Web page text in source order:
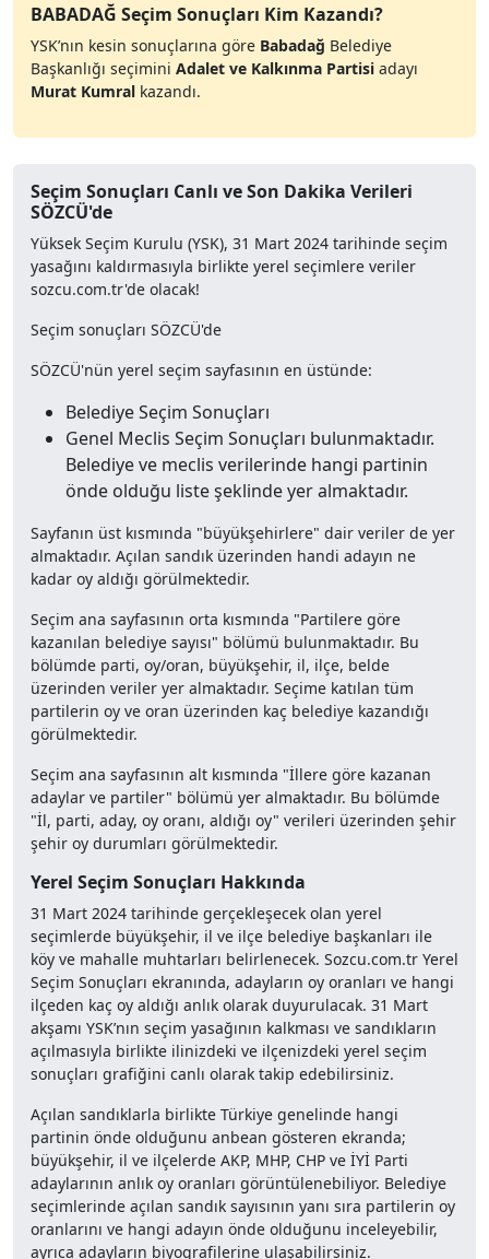
BABADAĞ Seçim Sonuçları Kim Kazandı?
YSK’nın kesin sonuçlarına göre Babadağ Belediye
Başkanlığı seçimini Adalet ve Kalkınma Partisi adayı
Murat Kumral kazandı.
Seçim Sonuçları Canlı ve Son Dakika Verileri
SÖZCÜ'de
Yüksek Seçim Kurulu (YSK), 31 Mart 2024 tarihinde seçim
yasağını kaldırmasıyla birlikte yerel seçimlere veriler
sozcu.com.tr'de olacak!
Seçim sonuçları SÖZCÜ'de
SÖZCÜ'nün yerel seçim sayfasının en üstünde:
Belediye Seçim Sonuçları
Genel Meclis Seçim Sonuçları bulunmaktadır.
Belediye ve meclis verilerinde hangi partinin
önde olduğu liste şeklinde yer almaktadır.
Sayfanın üst kısmında "büyükşehirlere" dair veriler de yer
almaktadır. Açılan sandık üzerinden handi adayın ne
kadar oy aldığı görülmektedir.
Seçim ana sayfasının orta kısmında "Partilere göre
kazanılan belediye sayısı" bölümü bulunmaktadır. Bu
bölümde parti, oy/oran, büyükşehir, il, ilçe, belde
üzerinden veriler yer almaktadır. Seçime katılan tüm
partilerin oy ve oran üzerinden kaç belediye kazandığı
görülmektedir.
Seçim ana sayfasının alt kısmında "İllere göre kazanan
adaylar ve partiler" bölümü yer almaktadır. Bu bölümde
"İl, parti, aday, oy oranı, aldığı oy" verileri üzerinden şehir
şehir oy durumları görülmektedir.
Yerel Seçim Sonuçları Hakkında
31 Mart 2024 tarihinde gerçekleşecek olan yerel
seçimlerde büyükşehir, il ve ilçe belediye başkanları ile
köy ve mahalle muhtarları belirlenecek. Sozcu.com.tr Yerel
Seçim Sonuçları ekranında, adayların oy oranları ve hangi
ilçeden kaç oy aldığı anlık olarak duyurulacak. 31 Mart
akşamı YSK’nın seçim yasağının kalkması ve sandıkların
açılmasıyla birlikte ilinizdeki ve ilçenizdeki yerel seçim
sonuçları grafiğini canlı olarak takip edebilirsiniz.
Açılan sandıklarla birlikte Türkiye genelinde hangi
partinin önde olduğunu anbean gösteren ekranda;
büyükşehir, il ve ilçelerde AKP, MHP, CHP ve İYİ Parti
adaylarının anlık oy oranları görüntülenebiliyor. Belediye
seçimlerinde açılan sandık sayısının yanı sıra partilerin oy
oranlarını ve hangi adayın önde olduğunu inceleyebilir,
ayrıca adayların biyografilerine ulaşabilirsiniz.